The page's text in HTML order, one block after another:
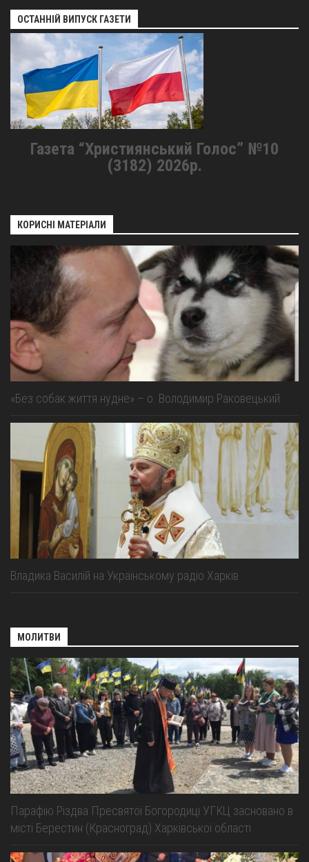
ОСТАННІЙ ВИПУСК ГАЗЕТИ
Газета “Християнський Голос” №10
(3182) 2026р.
КОРИСНІ МАТЕРІАЛИ
«Без собак життя нудне» – о. Володимир Раковецький
Владика Василій на Українському радіо Харків
МОЛИТВИ
Парафію Різдва Пресвятої Богородиці УГКЦ засновано в
місті Берестин (Красноград) Харківської області